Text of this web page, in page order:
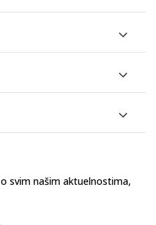
svim našim aktuelnostima,